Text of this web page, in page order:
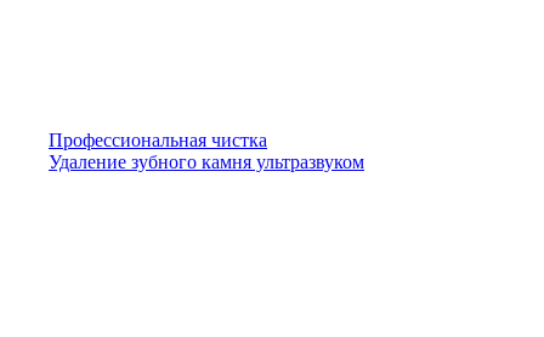
Профессиональная чистка
Удаление зубного камня ультразвуком